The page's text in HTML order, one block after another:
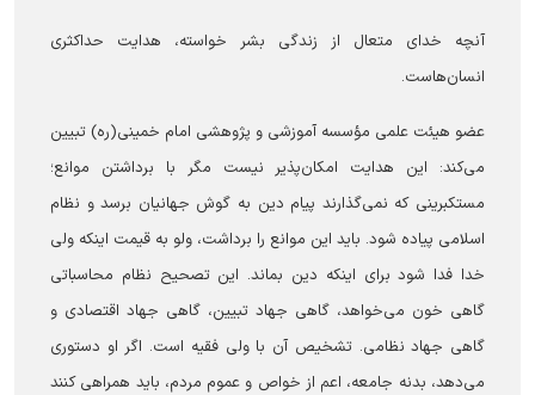
آنچه خدای متعال از زندگی بشر خواسته، هدایت حداکثری
انسان‌هاست.
عضو هیئت علمی مؤسسه آموزشی و پژوهشی امام خمینی(ره) تبیین
می‌کند: این هدایت امکان‌پذیر نیست مگر با برداشتن موانع؛
مستکبرینی که نمی‌گذارند پیام دین به گوش جهانیان برسد و نظام
اسلامی پیاده شود. باید این موانع را برداشت، ولو به قیمت اینکه ولی
خدا فدا شود برای اینکه دین بماند. این تصحیح نظام محاسباتی
گاهی خون می‌خواهد، گاهی جهاد تبیین، گاهی جهاد اقتصادی و
گاهی جهاد نظامی. تشخیص آن با ولی فقیه است. اگر او دستوری
می‌دهد، بدنه جامعه، اعم از خواص و عموم مردم، باید همراهی کنند